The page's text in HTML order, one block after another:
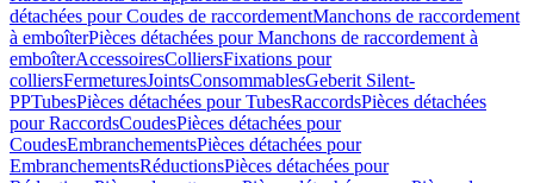
détachées pour Coudes de raccordementManchons de raccordement
à emboîterPièces détachées pour Manchons de raccordement à
emboîterAccessoiresColliersFixations pour
colliersFermeturesJointsConsommablesGeberit Silent-
PPTubesPièces détachées pour TubesRaccordsPièces détachées
pour RaccordsCoudesPièces détachées pour
CoudesEmbranchementsPièces détachées pour
EmbranchementsRéductionsPièces détachées pour